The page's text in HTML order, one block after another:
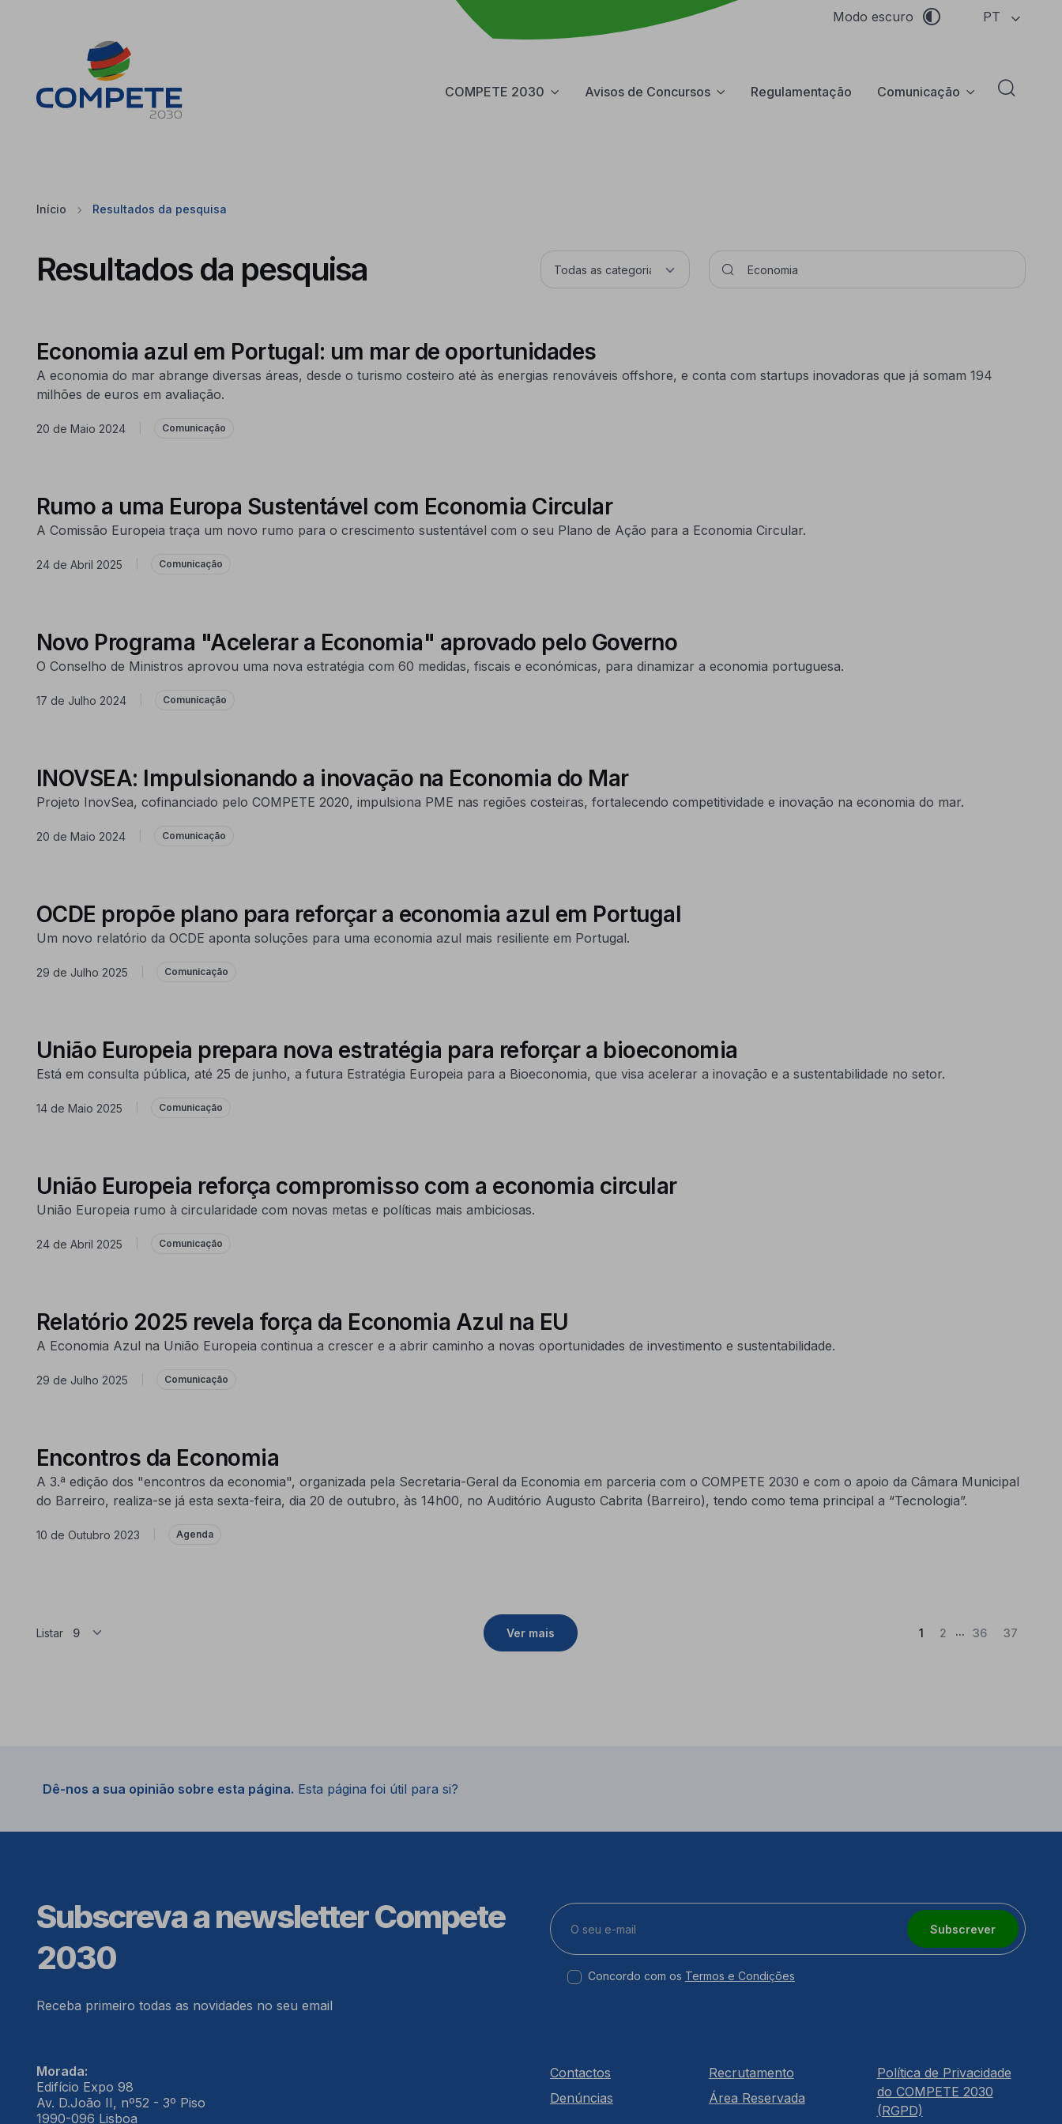
Modo escuro PT
COMPETE 2030 Avisos de Concursos Regulamentação Comunicação Abrir
Início Resultados da pesquisa
Resultados da pesquisa
Economia azul em Portugal: um mar de oportunidades
A economia do mar abrange diversas áreas, desde o turismo costeiro até às energias renováveis offshore, e conta com startups inovadoras que já somam 194
milhões de euros em avaliação.
20 de Maio 2024 Comunicação
Rumo a uma Europa Sustentável com Economia Circular
A Comissão Europeia traça um novo rumo para o crescimento sustentável com o seu Plano de Ação para a Economia Circular.
24 de Abril 2025 Comunicação
Novo Programa "Acelerar a Economia" aprovado pelo Governo
O Conselho de Ministros aprovou uma nova estratégia com 60 medidas, fiscais e económicas, para dinamizar a economia portuguesa.
17 de Julho 2024 Comunicação
INOVSEA: Impulsionando a inovação na Economia do Mar
Projeto InovSea, cofinanciado pelo COMPETE 2020, impulsiona PME nas regiões costeiras, fortalecendo competitividade e inovação na economia do mar.
20 de Maio 2024 Comunicação
OCDE propõe plano para reforçar a economia azul em Portugal
Um novo relatório da OCDE aponta soluções para uma economia azul mais resiliente em Portugal.
29 de Julho 2025 Comunicação
União Europeia prepara nova estratégia para reforçar a bioeconomia
Está em consulta pública, até 25 de junho, a futura Estratégia Europeia para a Bioeconomia, que visa acelerar a inovação e a sustentabilidade no setor.
14 de Maio 2025 Comunicação
União Europeia reforça compromisso com a economia circular
União Europeia rumo à circularidade com novas metas e políticas mais ambiciosas.
24 de Abril 2025 Comunicação
Relatório 2025 revela força da Economia Azul na EU
A Economia Azul na União Europeia continua a crescer e a abrir caminho a novas oportunidades de investimento e sustentabilidade.
29 de Julho 2025 Comunicação
Encontros da Economia
A 3.ª edição dos "encontros da economia", organizada pela Secretaria-Geral da Economia em parceria com o COMPETE 2030 e com o apoio da Câmara Municipal
do Barreiro, realiza-se já esta sexta-feira, dia 20 de outubro, às 14h00, no Auditório Augusto Cabrita (Barreiro), tendo como tema principal a “Tecnologia”.
10 de Outubro 2023 Agenda
Listar Ver mais 1(Atual)
2 ... 36 37
Dê-nos a sua opinião sobre esta página. Esta página foi útil para si?
Subscreva a newsletter Compete
2030
Receba primeiro todas as novidades no seu email
Subscrever
Concordo com os Termos e Condições
Morada:
Edifício Expo 98
Av. D.João II, nº52 - 3º Piso
1990-096 Lisboa
Contactos
Denúncias
Recrutamento
Área Reservada
Política de Privacidade
do COMPETE 2030
(RGPD)